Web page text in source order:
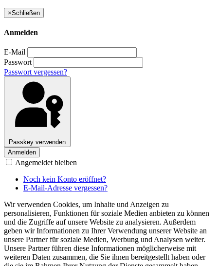
×Schließen
Anmelden
E-Mail
Passwort
Passwort vergessen?
Passkey verwenden
Anmelden
Angemeldet bleiben
Noch kein Konto eröffnet?
E-Mail-Adresse vergessen?
Wir verwenden Cookies, um Inhalte und Anzeigen zu
personalisieren, Funktionen für soziale Medien anbieten zu können
und die Zugriffe auf unsere Website zu analysieren. Außerdem
geben wir Informationen zu Ihrer Verwendung unserer Website an
unsere Partner für soziale Medien, Werbung und Analysen weiter.
Unsere Partner führen diese Informationen möglicherweise mit
weiteren Daten zusammen, die Sie ihnen bereitgestellt haben oder